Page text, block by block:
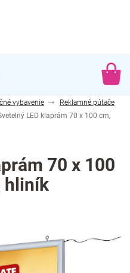
vybavenie
Reklamné pútače
LED klaprám 70 x 100 cm,
70 x 100
hliník